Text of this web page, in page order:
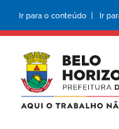
conteúdo
principal
Ir para o conteúdo | Ir